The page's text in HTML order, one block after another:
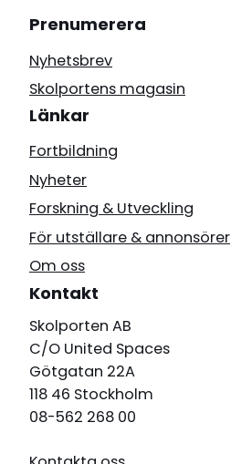
Prenumerera
Nyhetsbrev
Skolportens magasin
Länkar
Fortbildning
Nyheter
Forskning & Utveckling
För utställare & annonsörer
Om oss
Kontakt
Skolporten AB
C/O United Spaces
Götgatan 22A
118 46 Stockholm
08-562 268 00